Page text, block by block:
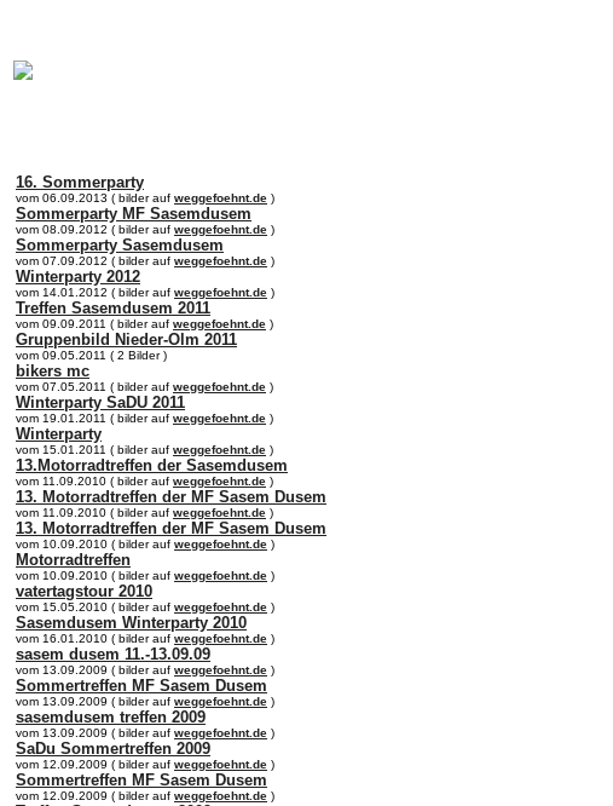
16. Sommerparty
vom 06.09.2013 ( bilder auf weggefoehnt.de )
Sommerparty MF Sasemdusem
vom 08.09.2012 ( bilder auf weggefoehnt.de )
Sommerparty Sasemdusem
vom 07.09.2012 ( bilder auf weggefoehnt.de )
Winterparty 2012
vom 14.01.2012 ( bilder auf weggefoehnt.de )
Treffen Sasemdusem 2011
vom 09.09.2011 ( bilder auf weggefoehnt.de )
Gruppenbild Nieder-Olm 2011
vom 09.05.2011 ( 2 Bilder )
bikers mc
vom 07.05.2011 ( bilder auf weggefoehnt.de )
Winterparty SaDU 2011
vom 19.01.2011 ( bilder auf weggefoehnt.de )
Winterparty
vom 15.01.2011 ( bilder auf weggefoehnt.de )
13.Motorradtreffen der Sasemdusem
vom 11.09.2010 ( bilder auf weggefoehnt.de )
13. Motorradtreffen der MF Sasem Dusem
vom 11.09.2010 ( bilder auf weggefoehnt.de )
13. Motorradtreffen der MF Sasem Dusem
vom 10.09.2010 ( bilder auf weggefoehnt.de )
Motorradtreffen
vom 10.09.2010 ( bilder auf weggefoehnt.de )
vatertagstour 2010
vom 15.05.2010 ( bilder auf weggefoehnt.de )
Sasemdusem Winterparty 2010
vom 16.01.2010 ( bilder auf weggefoehnt.de )
sasem dusem 11.-13.09.09
vom 13.09.2009 ( bilder auf weggefoehnt.de )
Sommertreffen MF Sasem Dusem
vom 13.09.2009 ( bilder auf weggefoehnt.de )
sasemdusem treffen 2009
vom 13.09.2009 ( bilder auf weggefoehnt.de )
SaDu Sommertreffen 2009
vom 12.09.2009 ( bilder auf weggefoehnt.de )
Sommertreffen MF Sasem Dusem
vom 12.09.2009 ( bilder auf weggefoehnt.de )